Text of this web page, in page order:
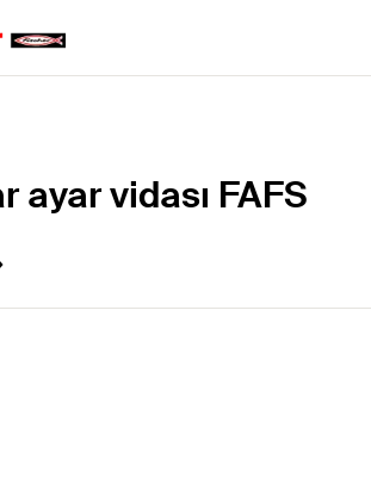
ayar vidası FAFS